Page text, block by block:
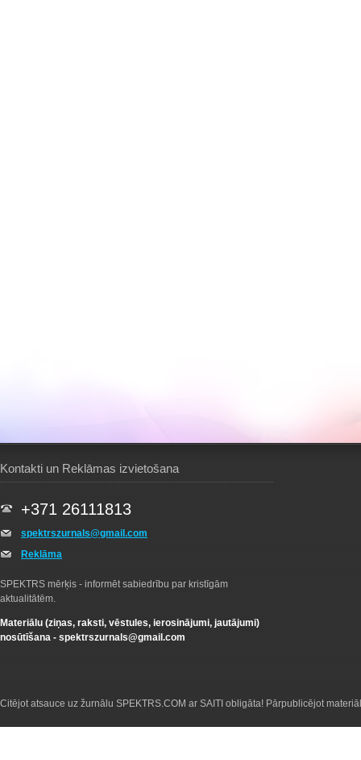
Kontakti un Reklāmas izvietošana
+371 26111813
spektrszurnals@gmail.com
Reklāma
SPEKTRS mērķis - informēt sabiedrību par kristīgām
aktualitātēm.
Materiālu (ziņas, raksti, vēstules, ierosinājumi, jautājumi)
nosūtīšana - spektrszurnals@gmail.com
Citējot atsauce uz žurnālu SPEKTRS.COM ar SAITI obligāta! Pārpublicējot